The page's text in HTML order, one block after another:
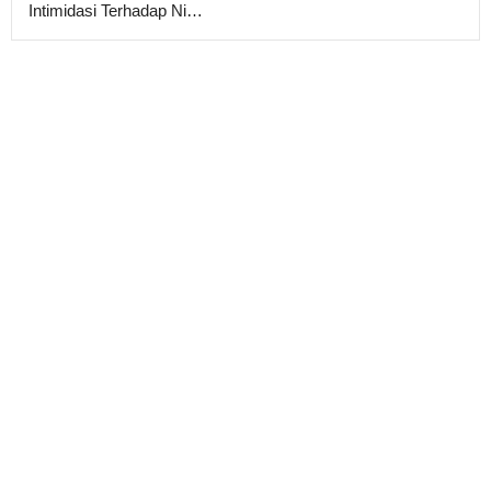
Intimidasi Terhadap Ni…